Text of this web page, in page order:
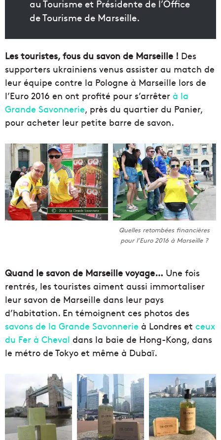
au Tourisme et Présidente de l’Office
de Tourisme de Marseille.
Les touristes, fous du savon de Marseille ! Des
supporters ukrainiens venus assister au match de
leur équipe contre la Pologne à Marseille lors de
l’Euro 2016 en ont profité pour s’arrêter à la
Grande Savonnerie, près du quartier du Panier,
pour acheter leur petite barre de savon.
Quelles retombées financières
pour l’Euro 2016 à Marseille ?
Quand le savon de Marseille voyage… Une fois
rentrés, les touristes aiment aussi immortaliser
leur savon de Marseille dans leur pays
d’habitation. En témoignent ces photos des
savons de la Grande Savonnerie à Londres et ceux
du Fer à Cheval dans la baie de Hong-Kong, dans
le métro de Tokyo et même à Dubaï.